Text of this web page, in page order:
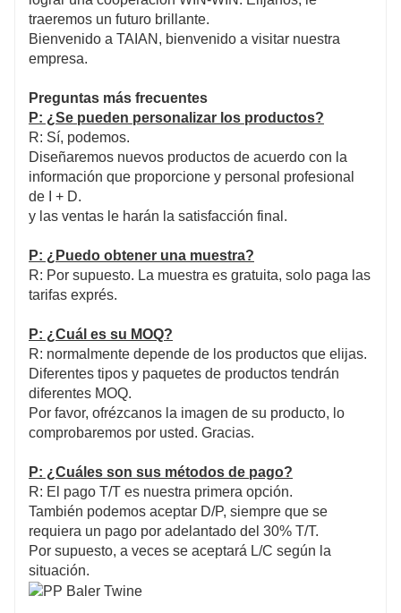
traeremos un futuro brillante.
Bienvenido a TAIAN, bienvenido a visitar nuestra
empresa.
Preguntas más frecuentes
P: ¿Se pueden personalizar los productos?
R: Sí, podemos.
Diseñaremos nuevos productos de acuerdo con la
información que proporcione y personal profesional
de I + D.
y las ventas le harán la satisfacción final.
P: ¿Puedo obtener una muestra?
R: Por supuesto. La muestra es gratuita, solo paga las
tarifas exprés.
P: ¿Cuál es su MOQ?
R: normalmente depende de los productos que elijas.
Diferentes tipos y paquetes de productos tendrán
diferentes MOQ.
Por favor, ofrézcanos la imagen de su producto, lo
comprobaremos por usted. Gracias.
P: ¿Cuáles son sus métodos de pago?
R: El pago T/T es nuestra primera opción.
También podemos aceptar D/P, siempre que se
requiera un pago por adelantado del 30% T/T.
Por supuesto, a veces se aceptará L/C según la
situación.